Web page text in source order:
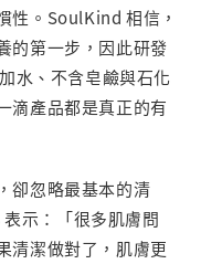
性。SoulKind 相信，
的第一步，因此研發
水、不含皂鹼與石化
滴產品都是真正的有
卻忽略最基本的清
示：「很多肌膚問
清潔做對了，肌膚更